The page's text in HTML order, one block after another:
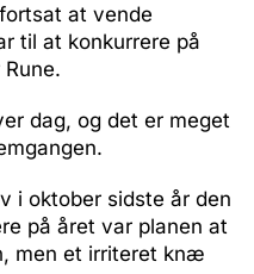
at vende
til at konkurrere på
dag, og det er meget
i oktober sidste år den
på året var planen at
men et irriteret knæ